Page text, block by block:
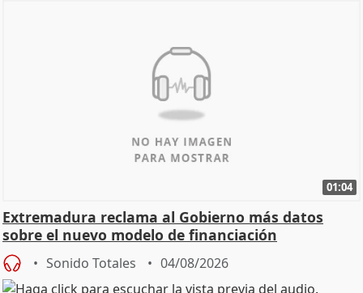
01:04
Extremadura reclama al Gobierno más datos
sobre el nuevo modelo de financiación
Sonido Totales 04/08/2026